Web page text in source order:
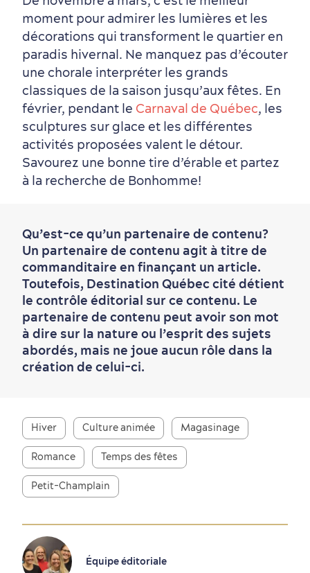
moment pour admirer les lumières et les
décorations qui transforment le quartier en
paradis hivernal. Ne manquez pas d’écouter
une chorale interpréter les grands
classiques de la saison jusqu’aux fêtes. En
février, pendant le Carnaval de Québec, les
sculptures sur glace et les différentes
activités proposées valent le détour.
Savourez une bonne tire d’érable et partez
à la recherche de Bonhomme!
Qu’est-ce qu’un partenaire de contenu?
Un partenaire de contenu agit à titre de
commanditaire en finançant un article.
Toutefois, Destination Québec cité détient
le contrôle éditorial sur ce contenu. Le
partenaire de contenu peut avoir son mot
à dire sur la nature ou l’esprit des sujets
abordés, mais ne joue aucun rôle dans la
création de celui-ci.
Hiver Culture animée Magasinage
Romance Temps des fêtes
Petit-Champlain
Équipe éditoriale